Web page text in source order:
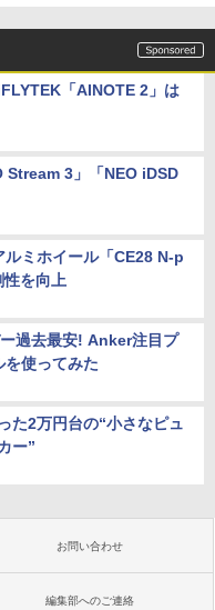
「AINOTE 2」は
3」「NEO iDSD
ルミホイール「CE28 N-p
を向上
過去最安! Anker注目プ
を使ってみた
た2万円台の“小さなピュ
ー”
お問い合わせ
編集部へのご連絡